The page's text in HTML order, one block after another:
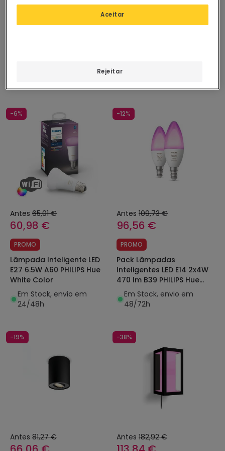
-6%
Antes 65,01 €
60,98 €
PROMO
Lâmpada Inteligente LED
E27 6.5W A60 PHILIPS Hue
White Color
Em Stock, envio em
24/48h
-12%
Antes 109,73 €
96,56 €
PROMO
Pack Lâmpadas
Inteligentes LED E14 2x4W
470 lm B39 PHILIPS Hue
White
Em Stock, envio em
48/72h
-19%
Antes 81,27 €
-38%
Antes 182,92 €
Rejeitar
Aceitar